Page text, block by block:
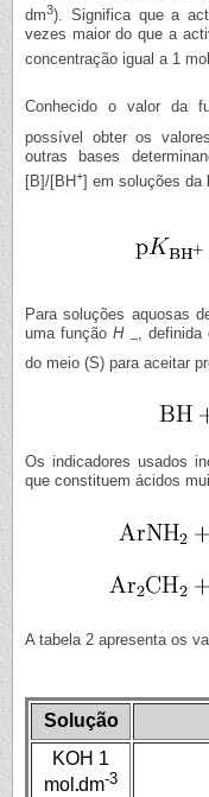
dm3). Significa que a
vezes maior do que a
concentração igual a 1 mol
Conhecido o valor da
possível obter os
outras bases
[B]/[BH+] em soluções da
Para soluções aquosas
uma funçãoH –, definida
do meio (S) para aceitar
Os indicadores usados
que constituem ácidos
A tabela 2 apresenta os
Solução
KOH 1
mol dm-3